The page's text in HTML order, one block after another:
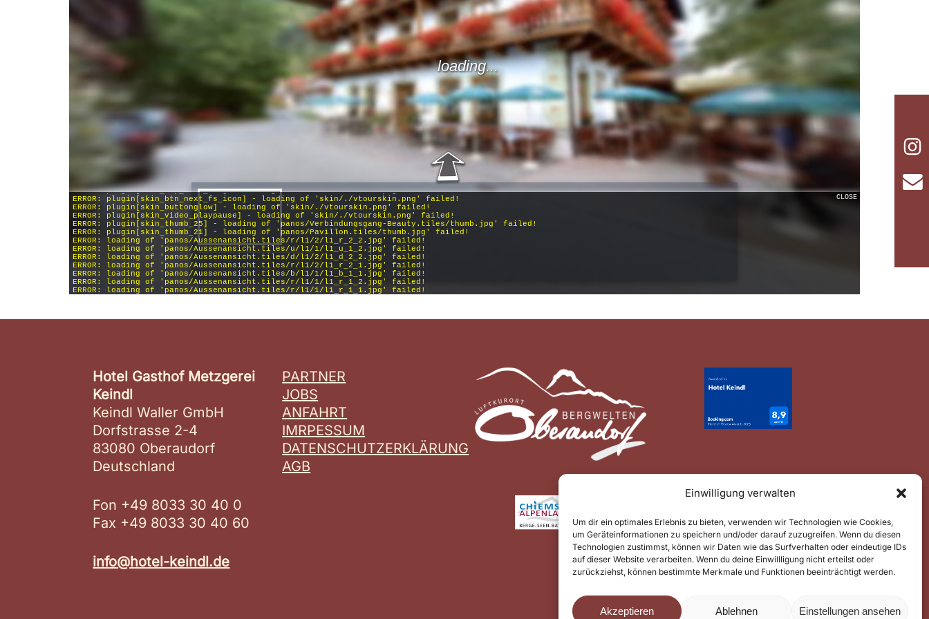
Einwilligung verwalten
Um dir ein optimales Erlebnis zu bieten, verwenden wir Technologien wie Cookies,
um Geräteinformationen zu speichern und/oder darauf zuzugreifen. Wenn du diesen
Technologien zustimmst, können wir Daten wie das Surfverhalten oder eindeutige IDs
auf dieser Website verarbeiten. Wenn du deine Einwillligung nicht erteilst oder
zurückziehst, können bestimmte Merkmale und Funktionen beeinträchtigt werden.
Akzeptieren Ablehnen Einstellungen ansehen
Hotel Gasthof Metzgerei
Keindl
Keindl Waller GmbH
Dorfstrasse 2-4
83080 Oberaudorf
Deutschland
Fon +49 8033 30 40 0
Fax +49 8033 30 40 60
info@hotel-keindl.de
PARTNER
JOBS
ANFAHRT
IMRPESSUM
DATENSCHUTZERKLÄRUNG
AGB